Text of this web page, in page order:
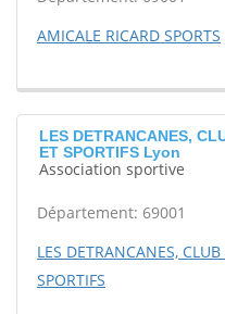
AMICALE RICARD SPORTS
LES DETRANCANES,
ET SPORTIFS Lyon
Association sportive
Département: 69001
LES DETRANCANES,
SPORTIFS